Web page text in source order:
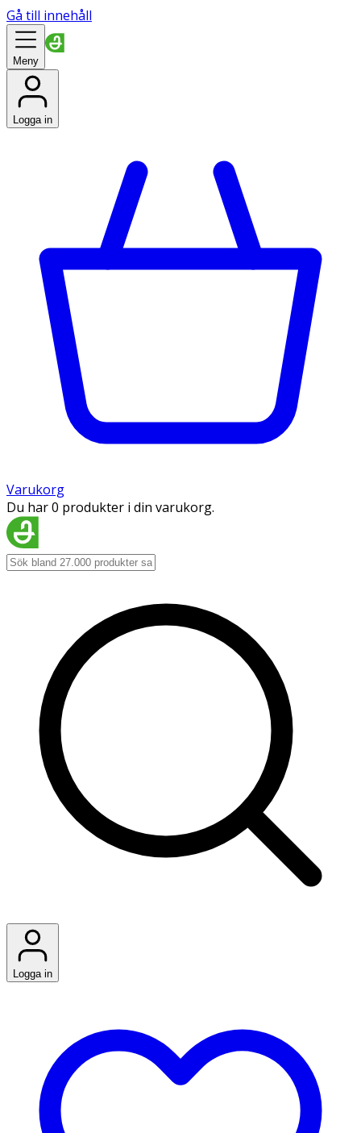
Gå till innehåll
Meny
Logga in
Varukorg
Du har 0 produkter i din varukorg.
Logga in